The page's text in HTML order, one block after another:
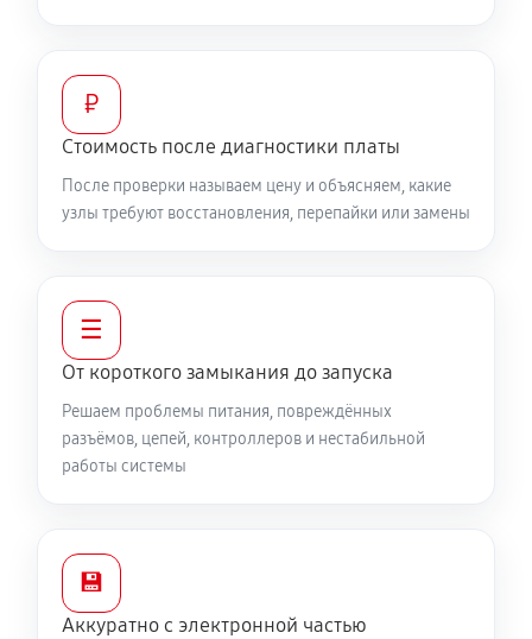
₽
Стоимость после диагностики платы
После проверки называем цену и объясняем, какие
узлы требуют восстановления, перепайки или замены
☰
От короткого замыкания до запуска
Решаем проблемы питания, повреждённых
разъёмов, цепей, контроллеров и нестабильной
работы системы
💾
Аккуратно с электронной частью